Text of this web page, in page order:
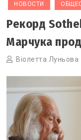
НОВОСТИ
Рекорд
Марчука
Віолетта Луньова